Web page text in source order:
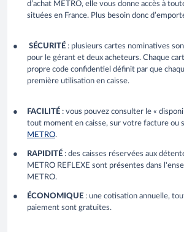
d’achat METRO, elle vous donne accès à
situées en France. Plus besoin donc
SÉCURITÉ : plusieurs cartes nominatives
pour le gérant et deux acheteurs. Chaque
propre code confidentiel définit par que
première utilisation en caisse.
FACILITÉ : vous pouvez consulter le «
tout moment en caisse, sur votre facture ou
METRO.
RAPIDITÉ : des caisses réservées aux
METRO REFLEXE sont présentes dans
METRO.
ÉCONOMIQUE : une cotisation annuelle,
paiement sont gratuites.